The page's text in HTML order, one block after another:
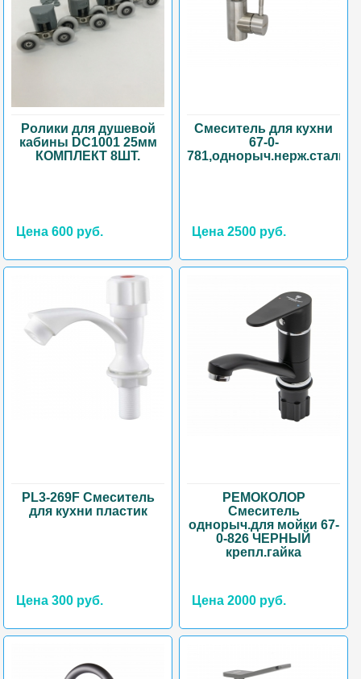
Ролики для душевой
кабины DC1001 25мм
КОМПЛЕКТ 8ШТ.
Цена 600 руб.
Смеситель для кухни
67-0-
Цена 2500 руб.
PL3-269F Смеситель
для кухни пластик
Цена 300 руб.
РЕМОКОЛОР
Смеситель
однорыч.для мойки 67-
0-826 ЧЕРНЫЙ
крепл.гайка
Цена 2000 руб.